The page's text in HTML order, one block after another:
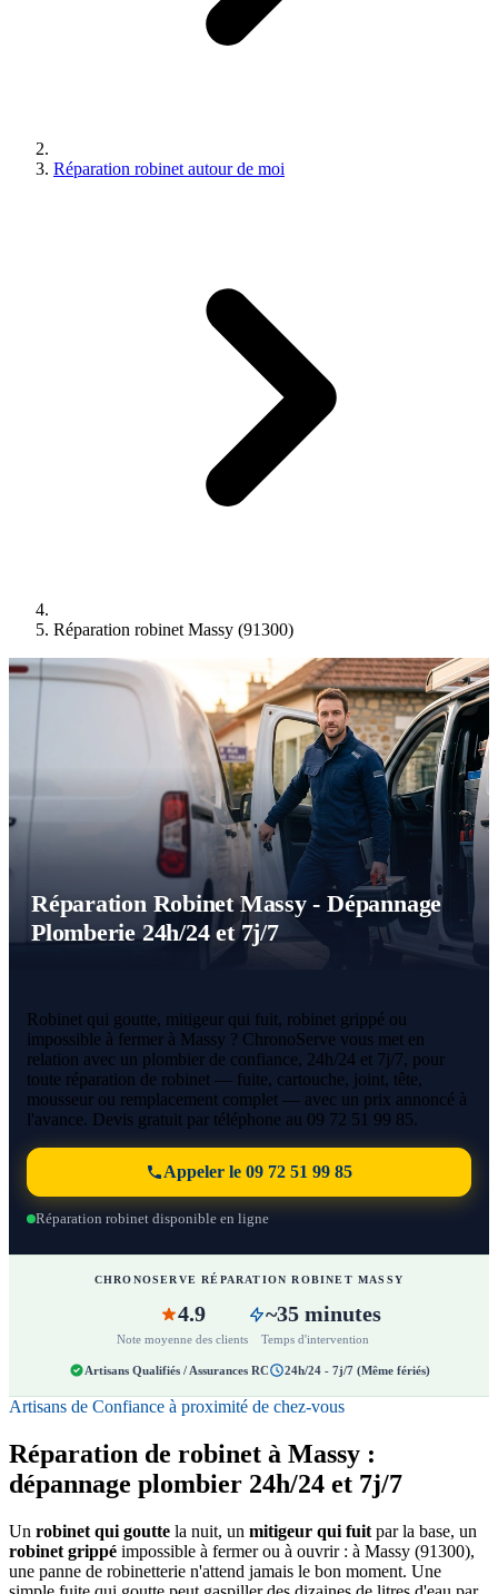
Réparation robinet autour de moi
Réparation robinet Massy (91300)
Réparation Robinet Massy - Dépannage
Plomberie 24h/24 et 7j/7
Robinet qui goutte, mitigeur qui fuit, robinet grippé ou
impossible à fermer à Massy ? ChronoServe vous met en
relation avec un plombier de confiance, 24h/24 et 7j/7, pour
toute réparation de robinet — fuite, cartouche, joint, tête,
mousseur ou remplacement complet — avec un prix annoncé à
l'avance. Devis gratuit par téléphone au 09 72 51 99 85.
Appeler le 09 72 51 99 85
Réparation robinet disponible en ligne
CHRONOSERVE RÉPARATION ROBINET MASSY
4.9
Note moyenne des clients
~35 minutes
Temps d'intervention
Artisans Qualifiés / Assurances RC 24h/24 - 7j/7 (Même fériés)
Artisans de Confiance à proximité de chez-vous
Réparation de robinet à Massy :
dépannage plombier 24h/24 et 7j/7
Un robinet qui goutte la nuit, un mitigeur qui fuit par la base, un
robinet grippé impossible à fermer ou à ouvrir : à Massy (91300),
une panne de robinetterie n'attend jamais le bon moment. Une